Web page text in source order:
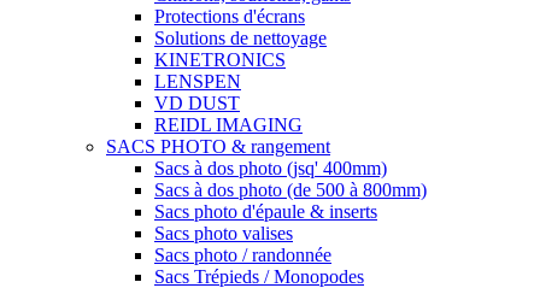
Protections d'écrans
Solutions de nettoyage
KINETRONICS
LENSPEN
VD DUST
REIDL IMAGING
SACS PHOTO & rangement
Sacs à dos photo (jsq' 400mm)
Sacs à dos photo (de 500 à 800mm)
Sacs photo d'épaule & inserts
Sacs photo valises
Sacs photo / randonnée
Sacs Trépieds / Monopodes